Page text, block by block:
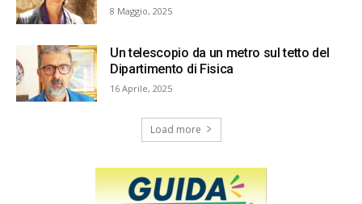
8 Maggio, 2025
Un telescopio da un metro sul tetto del
Dipartimento di Fisica
16 Aprile, 2025
Load more